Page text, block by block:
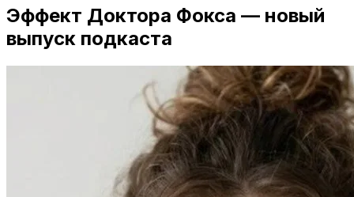
Эффект Доктора Фокса — новый
выпуск подкаста